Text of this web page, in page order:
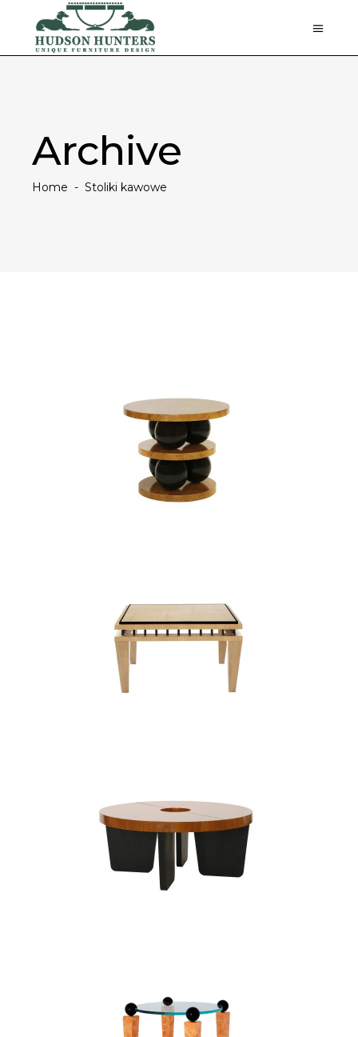
Archive
Home - Stoliki kawowe
MRS ROBINSON II
WASHINGTON II
PINEAPPLE
STOLIKI KAWOWE